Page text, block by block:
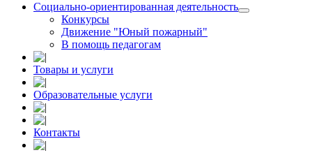
Социально-ориентированная деятельность
Конкурсы
Движение "Юный пожарный"
В помощь педагогам
Товары и услуги
Образовательные услуги
Контакты